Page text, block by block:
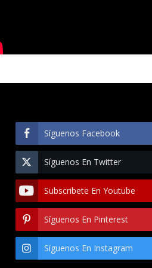
Síguenos Facebook
Síguenos En Twitter
Subscribete En Youtube
Síguenos En Pinterest
Síguenos En Instagram